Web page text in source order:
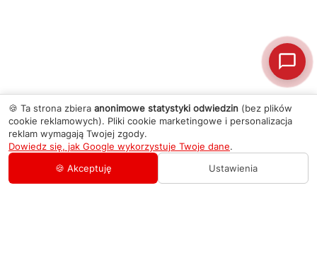
🍪 Ta strona zbiera anonimowe statystyki odwiedzin (bez plików
cookie reklamowych). Pliki cookie marketingowe i personalizacja
reklam wymagają Twojej zgody.
Dowiedz się, jak Google wykorzystuje Twoje dane.
🍪 Akceptuję
Ustawienia